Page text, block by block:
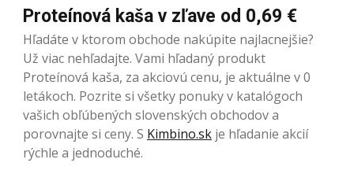
Proteínová kaša v zľave od 0,69 €
Hľadáte v ktorom obchode nakúpite najlacnejšie?
Už viac nehľadajte. Vami hľadaný produkt
Proteínová kaša, za akciovú cenu, je aktuálne v 0
letákoch. Pozrite si všetky ponuky v katalógoch
vašich obľúbených slovenských obchodov a
porovnajte si ceny. S Kimbino.sk je hľadanie akcií
rýchle a jednoduché.